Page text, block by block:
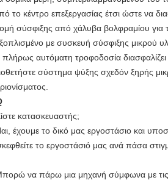
το κέντρο επεξεργασίας έτσι ώστε να
σύσφιξης από χάλυβα βολφραμίου για
με συσκευή σύσφιξης μικρού
αυτόματη τροφοδοσία διασφαλίζει
σύστημα ψύξης σχεδόν ξηρής
κατασκευαστής;
έχουμε το δικό μας εργοστάσιο και
το εργοστάσιό μας ανά πάσα
να πάρω μια μηχανή σύμφωνα με τις